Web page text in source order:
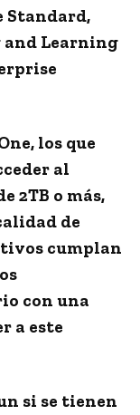
Standard,
and Learning
, los que
al
2TB o más,
de
cumplan
con una
a este
si se tienen